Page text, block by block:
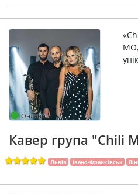
Онлайн
Кавер група "Chili
Львів Івано-Франківськ